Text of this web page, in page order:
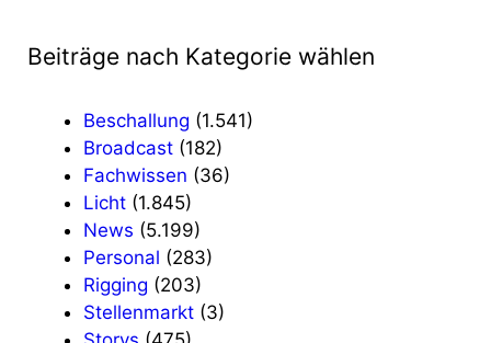
Beiträge nach Kategorie wählen
Beschallung (1.541)
Broadcast (182)
Fachwissen (36)
Licht (1.845)
News (5.199)
Personal (283)
Rigging (203)
Stellenmarkt (3)